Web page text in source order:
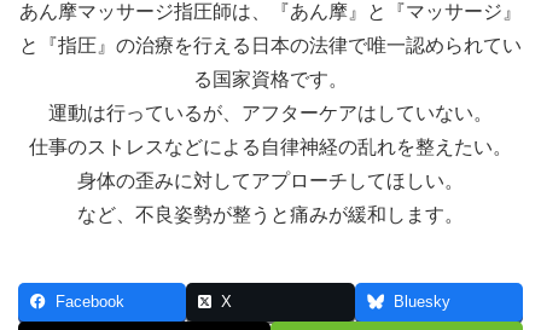
あん摩マッサージ指圧師は、
『あん摩』と『マッサージ』
と『指圧』 の治療を行える日本の法律で唯一認められてい
る国家資格です。
運動は行っているが、 アフターケアはしていない。
仕事のストレスなどによる 自律神経の乱れを整えたい。
身体の歪みに対してアプローチしてほしい。
など、不良姿勢が整うと痛みが緩和します。
Facebook X Bluesky